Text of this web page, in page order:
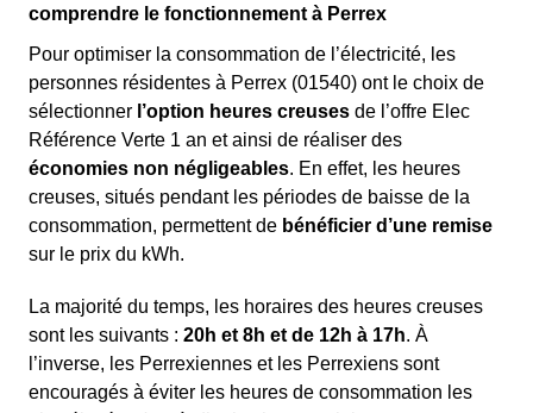
comprendre le fonctionnement à Perrex
Pour optimiser la consommation de l’électricité, les
personnes résidentes à Perrex (01540) ont le choix de
sélectionner l’option heures creuses de l’offre Elec
Référence Verte 1 an et ainsi de réaliser des
économies non négligeables. En effet, les heures
creuses, situés pendant les périodes de baisse de la
consommation, permettent de bénéficier d’une remise
sur le prix du kWh.
La majorité du temps, les horaires des heures creuses
sont les suivants : 20h et 8h et de 12h à 17h. À
l’inverse, les Perrexiennes et les Perrexiens sont
encouragés à éviter les heures de consommation les